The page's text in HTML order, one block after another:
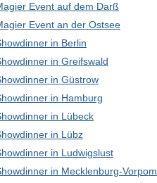
Event auf dem Darß
Event an der Ostsee
in Berlin
in Greifswald
in Güstrow
in Hamburg
in Lübeck
in Lübz
in Ludwigslust
in Mecklenburg-